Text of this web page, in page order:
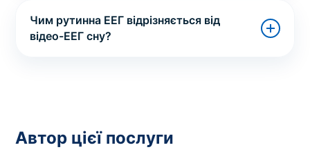
Чим рутинна ЕЕГ відрізняється від
відео-ЕЕГ сну?
Автор цієї послуги